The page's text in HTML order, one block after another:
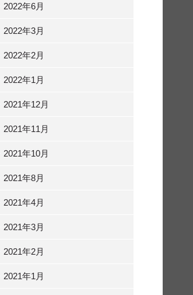
2022年6月
2022年3月
2022年2月
2022年1月
2021年12月
2021年11月
2021年10月
2021年8月
2021年4月
2021年3月
2021年2月
2021年1月